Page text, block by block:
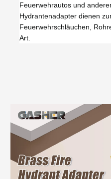
Feuerwehrautos und
Hydrantenadapter dienen
Feuerwehrschläuchen,
Art.